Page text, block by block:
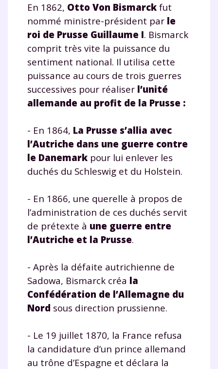
En 1862, Otto Von Bismarck fut
nommé ministre-président par le
roi de Prusse Guillaume I. Bismarck
comprit très vite la puissance du
sentiment national. Il utilisa cette
puissance au cours de trois guerres
successives pour réaliser l’unité
allemande au profit de la Prusse :
- En 1864, La Prusse s’allia avec
l’Autriche dans une guerre contre
le Danemark pour lui enlever les
duchés du Schleswig et du Holstein.
- En 1866, une querelle à propos de
l’administration de ces duchés servit
de prétexte à une guerre entre
l’Autriche et la Prusse.
- Après la défaite autrichienne de
Sadowa, Bismarck créa la
Confédération de l’Allemagne du
Nord sous direction prussienne.
- Le 19 juillet 1870, la France refusa
la candidature d’un prince allemand
au trône d’Espagne et déclara la